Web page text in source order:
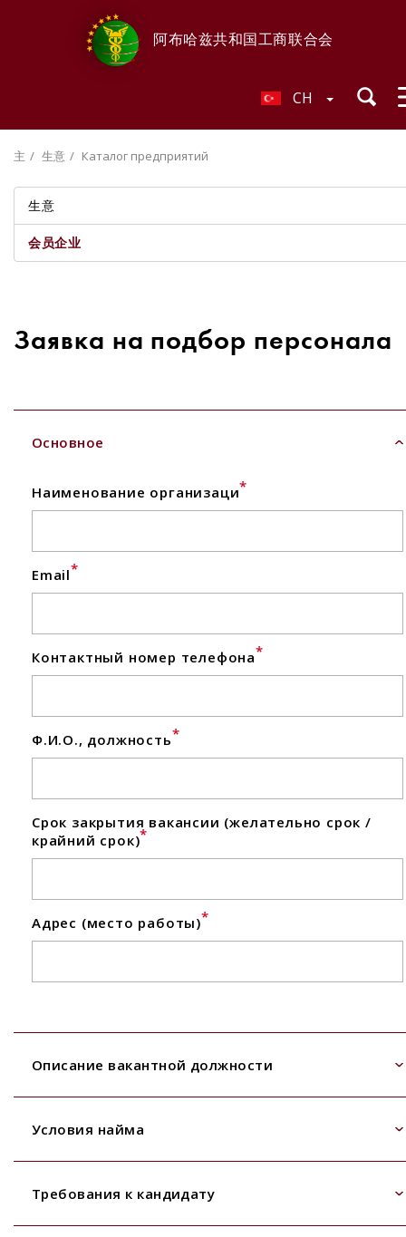
阿布哈兹共和国工商联合会
CH
主 生意 Каталог предприятий
生意
会员企业
Заявка на подбор персонала
Основное
Наименование организаци*
Email*
Контактный номер телефона*
Ф.И.О., должность*
Срок закрытия вакансии (желательно срок /
крайний срок)*
Адрес (место работы)*
Описание вакантной должности
Условия найма
Требования к кандидату